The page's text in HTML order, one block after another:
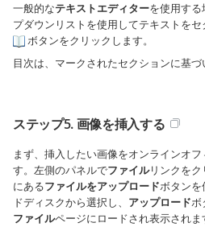
一般的なテキストエディターを使用す
プダウンリストを使用してテキストを
ボタンをクリックします。
目次は、マークされたセクションに基づ
ステップ5. 画像を挿入する
まず、挿入したい画像をオンラインオフ
す。左側のパネルでファイルリンクを
にあるファイルをアップロードボタンを
ドディスクから選択し、 アップロードボ
ファイルページにロードされ表示されま